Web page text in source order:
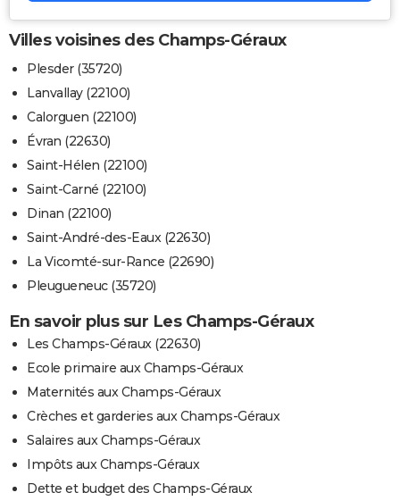
Villes voisines des Champs-Géraux
Plesder (35720)
Lanvallay (22100)
Calorguen (22100)
Évran (22630)
Saint-Hélen (22100)
Saint-Carné (22100)
Dinan (22100)
Saint-André-des-Eaux (22630)
La Vicomté-sur-Rance (22690)
Pleugueneuc (35720)
En savoir plus sur Les Champs-Géraux
Les Champs-Géraux (22630)
Ecole primaire aux Champs-Géraux
Maternités aux Champs-Géraux
Crèches et garderies aux Champs-Géraux
Salaires aux Champs-Géraux
Impôts aux Champs-Géraux
Dette et budget des Champs-Géraux